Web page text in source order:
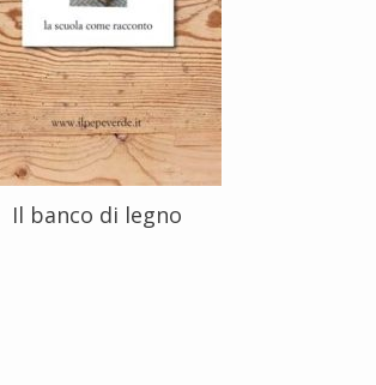
Il banco di legno